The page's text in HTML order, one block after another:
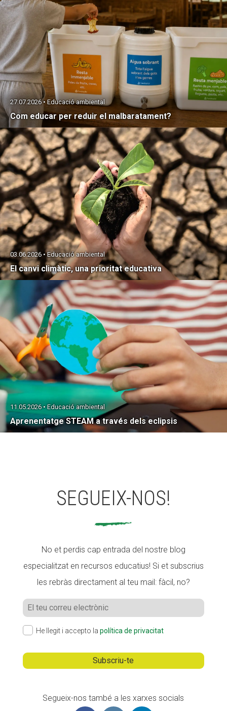
Com educar per reduir el malbaratament?
27.07.2026 • Educació ambiental
El canvi climàtic, una prioritat educativa
03.06.2026 • Educació ambiental
Aprenentatge STEAM a través dels eclipsis
11.05.2026 • Educació ambiental
SEGUEIX-NOS!
No et perdis cap entrada del nostre blog
especialitzat en recursos educatius! Si et subscrius
les rebràs directament al teu mail: fàcil, no?
He llegit i accepto la política de privacitat
Segueix-nos també a les xarxes socials